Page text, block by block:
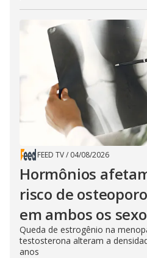
FEED TV/ 04/08/2026
Hormônios
risco de
em ambos os
Queda de estrogênio na
testosterona alteram a
anos